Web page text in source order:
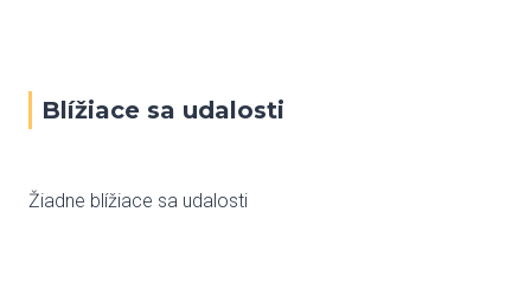
Blížiace sa udalosti
Žiadne blížiace sa udalosti